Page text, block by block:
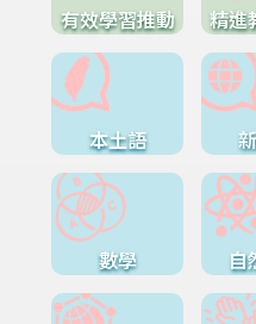
有效學習推動 精進
本土語
數學 自